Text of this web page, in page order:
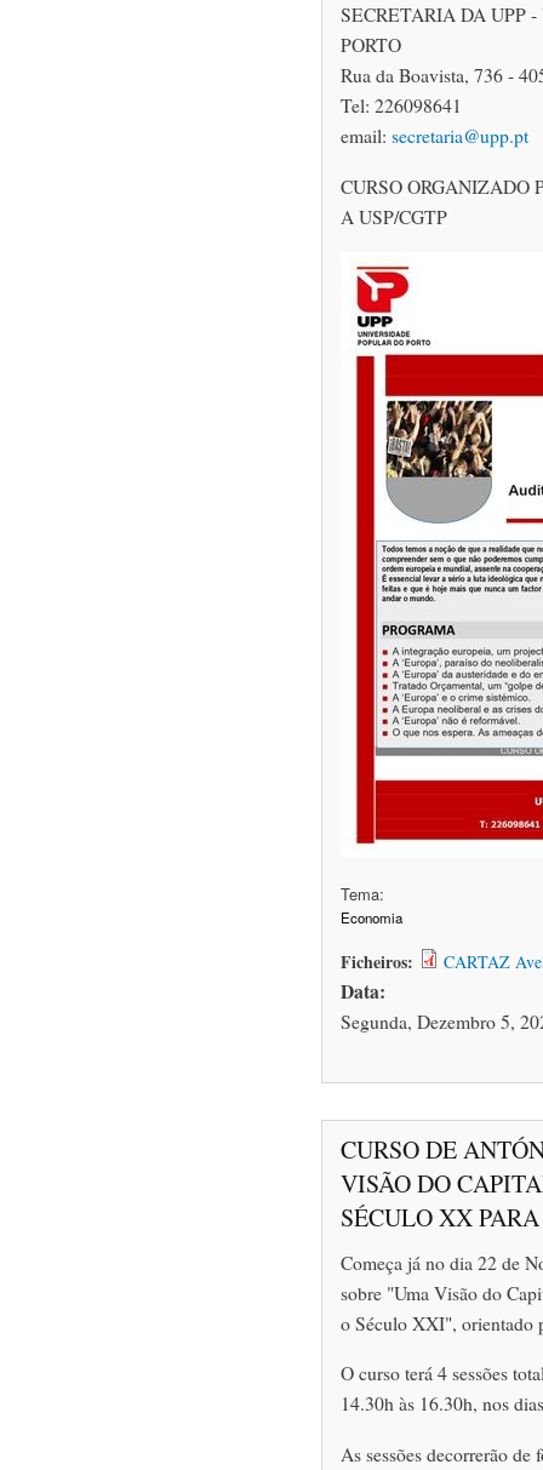
SECRETARIA DA UPP
PORTO
Rua da Boavista, 736 -
Tel: 226098641
email: secretaria@upp.pt
CURSO ORGANIZADO
A USP/CGTP
Tema:
Economia
Ficheiros: CARTAZ
Data:
Segunda, Dezembro 5,
CURSO DE
VISÃO DO
SÉCULO XX
Começa já no dia 22 de
sobre "Uma Visão do
o Século XXI", orientado
O curso terá 4 sessões
14.30h às 16.30h, nos
As sessões decorrerão de